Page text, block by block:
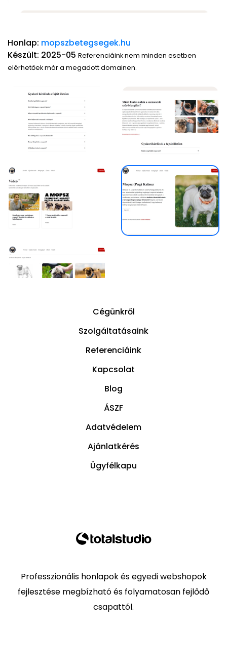
Honlap: mopszbetegsegek.hu
Készült: 2025-05 Referenciáink nem minden esetben
elérhetőek már a megadott domainen.
Cégünkről
Szolgáltatásaink
Referenciáink
Kapcsolat
Blog
ÁSZF
Adatvédelem
Ajánlatkérés
Ügyfélkapu
Professzionális honlapok és egyedi webshopok
fejlesztése megbízható és folyamatosan fejlődő
csapattól.